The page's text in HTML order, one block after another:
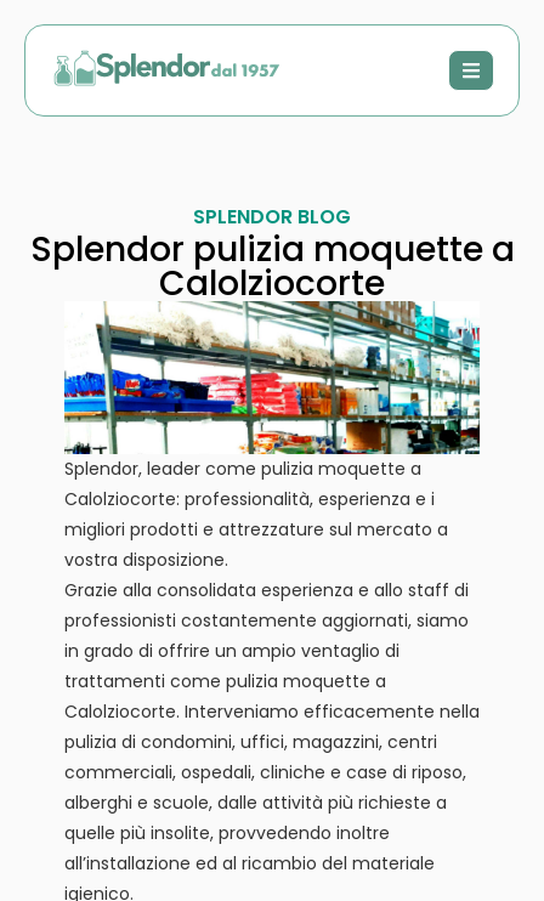
SPLENDOR BLOG
Splendor pulizia moquette a
Calolziocorte
Splendor, leader come pulizia moquette a
Calolziocorte: professionalità, esperienza e i
migliori prodotti e attrezzature sul mercato a
vostra disposizione.
Grazie alla consolidata esperienza e allo staff di
professionisti costantemente aggiornati, siamo
in grado di offrire un ampio ventaglio di
trattamenti come pulizia moquette a
Calolziocorte. Interveniamo efficacemente nella
pulizia di condomini, uffici, magazzini, centri
commerciali, ospedali, cliniche e case di riposo,
alberghi e scuole, dalle attività più richieste a
quelle più insolite, provvedendo inoltre
all’installazione ed al ricambio del materiale
igienico.